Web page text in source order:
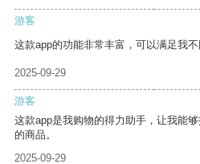
游客
这款app的功能非常丰富，可以满足我不
2025-09-29
游客
这款app是我购物的得力助手，让我能
的商品。
2025-09-29